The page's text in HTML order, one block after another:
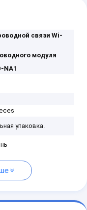
связи Wi-
модуля
NA1
упаковка.